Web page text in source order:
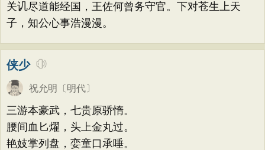
关讥尽道能经国，王佐何曾务守官。下对苍生上天
子，知公心事浩漫漫。
侠少
祝允明 〔明代〕
三游本豪武，七贵原骄惰。
腰间血匕燿，头上金丸过。
艳妓掌列盘，娈童口承唾。